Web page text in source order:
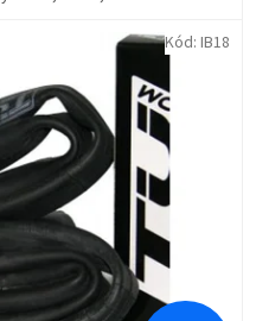
Kód: IB18